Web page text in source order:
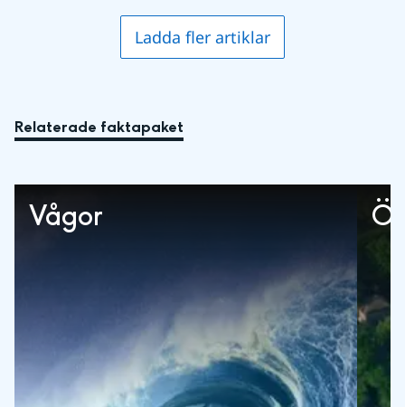
Ladda fler artiklar
Relaterade faktapaket
Vågor